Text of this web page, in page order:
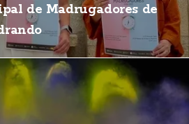
de Madrugadores de